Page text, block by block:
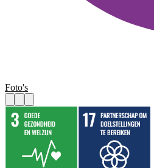
Foto's